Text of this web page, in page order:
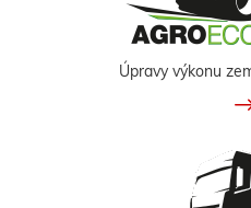
Úpravy výkonu